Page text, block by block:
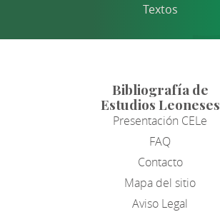
Textos
Bibliografía de
Estudios Leoneses
Presentación CELe
FAQ
Contacto
Mapa del sitio
Aviso Legal